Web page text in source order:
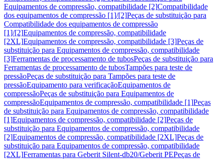
Equipamentos de compressão, compatibilidade [2]Compatibilidade
dos equipamentos de compressão [1]/[2]Peças de substituição para
Compatibilidade dos equipamentos de compressão
[1]/[2]Equipamentos de compressão, compatibilidade
[2XL]Equipamentos de compressão, compatibilidade [3]Peças de
substituição para Equipamentos de compressão, compatibilidade
[3]Ferramentas de processamento de tubosPeças de substituição para
Ferramentas de processamento de tubosTampões para teste de
pressãoPeças de substituição para Tampões para teste de
pressãoEquipamento para verificaçãoEquipamentos de
compressãoPeças de substituição para Equipamentos de
compressãoEquipamentos de compressão, compatibilidade [1]Peças
de substituição para Equipamentos de compressão, compatibilidade
[1]Equipamentos de compressão, compatibilidade [2]Peças de
substituição para Equipamentos de compressão, compatibilidade
[2]Equipamentos de compressão, compatibilidade [2XL]Peças de
substituição para Equipamentos de compressão, compatibilidade
[2XL]Ferramentas para Geberit Silent-db20/Geberit PEPeças de